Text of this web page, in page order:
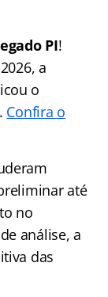
PI!
a
o
Confira o
até
no
análise, a
das